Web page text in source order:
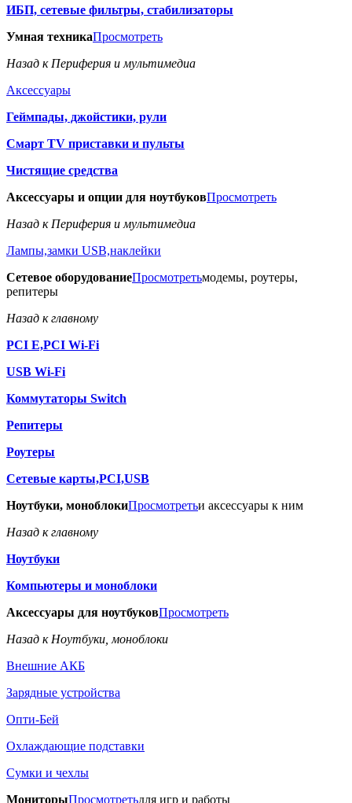
ИБП, сетевые фильтры, стабилизаторы
Умная техникаПросмотреть
Назад к Периферия и мультимедиа
Аксессуары
Геймпады, джойстики, рули
Смарт TV приставки и пульты
Чистящие средства
Аксессуары и опции для ноутбуковПросмотреть
Назад к Периферия и мультимедиа
Лампы,замки USB,наклейки
Сетевое оборудованиеПросмотретьмодемы, роутеры,
репитеры
Назад к главному
PCI E,PCI Wi-Fi
USB Wi-Fi
Коммутаторы Switch
Репитеры
Роутеры
Сетевые карты,PCI,USB
Ноутбуки, моноблокиПросмотретьи аксессуары к ним
Назад к главному
Ноутбуки
Компьютеры и моноблоки
Аксессуары для ноутбуковПросмотреть
Назад к Ноутбуки, моноблоки
Внешние АКБ
Зарядные устройства
Опти-Бей
Охлаждающие подставки
Сумки и чехлы
МониторыПросмотретьдля игр и работы